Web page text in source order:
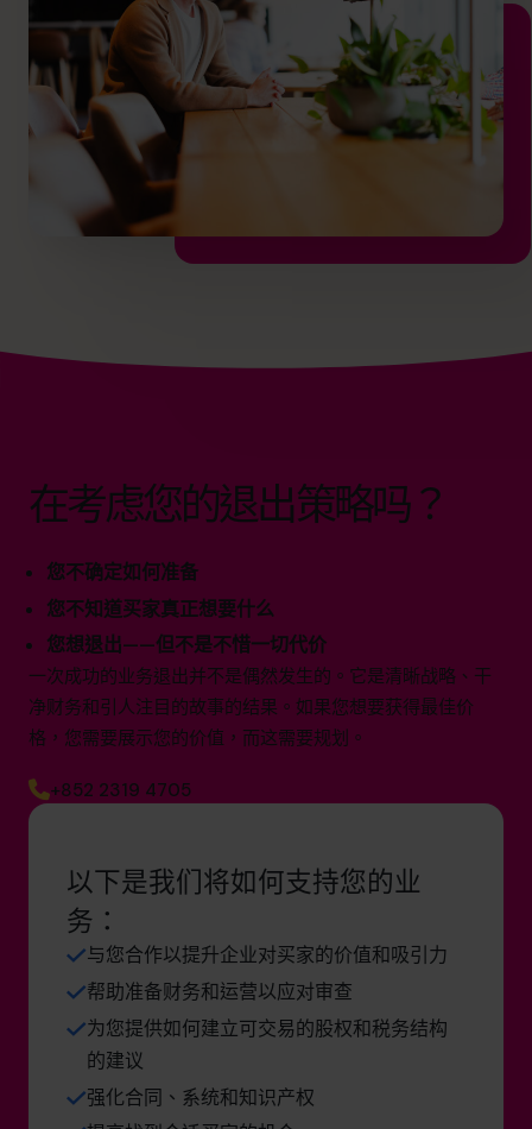
在考虑您的退出策略吗？
您不确定如何准备
您不知道买家真正想要什么
您想退出——但不是不惜一切代价
一次成功的业务退出并不是偶然发生的。它是清晰战略、干
净财务和引人注目的故事的结果。如果您想要获得最佳价
格，您需要展示您的价值，而这需要规划。
+852 2319 4705
以下是我们将如何支持您的业
务：
与您合作以提升企业对买家的价值和吸引力
帮助准备财务和运营以应对审查
为您提供如何建立可交易的股权和税务结构
的建议
强化合同、系统和知识产权